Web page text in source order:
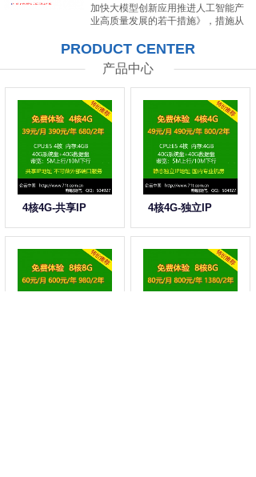
加快大模型创新应用推进人工智能产
业高质量发展的若干措施》，措施从
力等方面提出20条举措。...
PRODUCT CENTER
产品中心
4核4G-共享IP 4核4G-独立IP